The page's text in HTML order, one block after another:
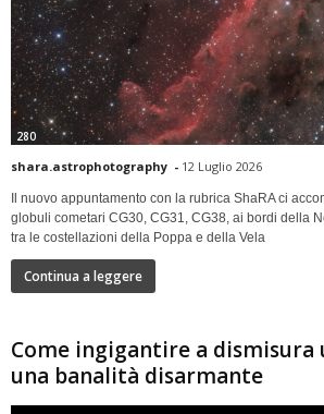
280
shara.astrophotography - 12 Luglio 2026
Il nuovo appuntamento con la rubrica ShaRA ci
globuli cometari CG30, CG31, CG38, ai bordi della
tra le costellazioni della Poppa e della Vela
Continua a leggere
Come ingigantire a dismisura
una banalità disarmante